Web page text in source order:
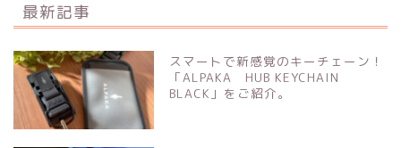
最新記事
スマートで新感覚のキーチェーン！
「ALPAKA HUB KEYCHAIN
BLACK」をご紹介。